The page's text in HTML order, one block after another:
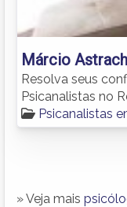
Márcio
Resolva seus
Psicanalistas no
Psicanalistas
» Veja mais